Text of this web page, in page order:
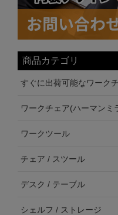
商品カテゴリ
すぐに出荷可能なワーク
ワークチェア(ハーマンミ
ワークツール
チェア / スツール
デスク / テーブル
シェルフ / ストレージ